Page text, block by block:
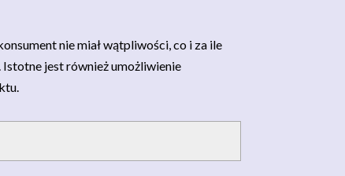
nie miał wątpliwości, co i za ile
jest również umożliwienie